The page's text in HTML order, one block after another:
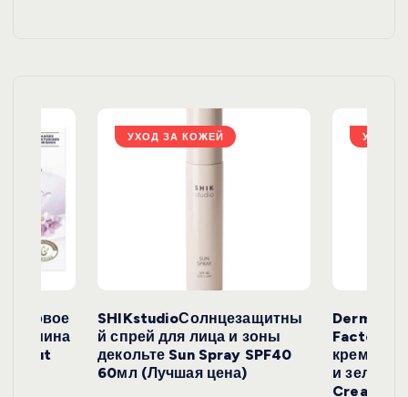
з
а
п
с
е
й
жасмина
УХОД ЗА КОЖЕЙ
SHIKstudioСолнцезащитны
й спрей для лица и зоны
декольте Sun Spray SPF40
60мл (Лучшая цена)
УХОД
Derma
крем с
и
Cream